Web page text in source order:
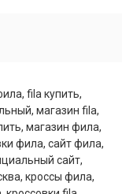
, fila купить,
, магазин fila,
, магазин фила,
фила, сайт фила,
сайт,
, кроссы фила,